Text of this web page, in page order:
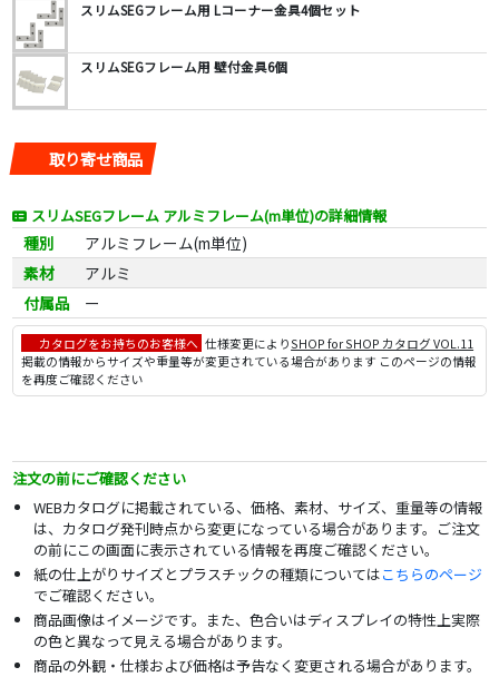
スリムSEGフレーム用 Lコーナー金具4個セット
スリムSEGフレーム用 壁付金具6個
取り寄せ商品
スリムSEGフレーム アルミフレーム(m単位)の詳細情報
種別
アルミフレーム(m単位)
素材
アルミ
付属品
ー
カタログをお持ちのお客様へ 仕様変更によりSHOP for SHOP カタログ VOL.11
掲載の情報からサイズや重量等が変更されている場合があります このページの情報
を再度ご確認ください
注文の前にご確認ください
WEBカタログに掲載されている、価格、素材、サイズ、重量等の情報
は、カタログ発刊時点から変更になっている場合があります。ご注文
の前にこの画面に表示されている情報を再度ご確認ください。
紙の仕上がりサイズとプラスチックの種類についてはこちらのページ
でご確認ください。
商品画像はイメージです。また、色合いはディスプレイの特性上実際
の色と異なって見える場合があります。
商品の外観・仕様および価格は予告なく変更される場合があります。